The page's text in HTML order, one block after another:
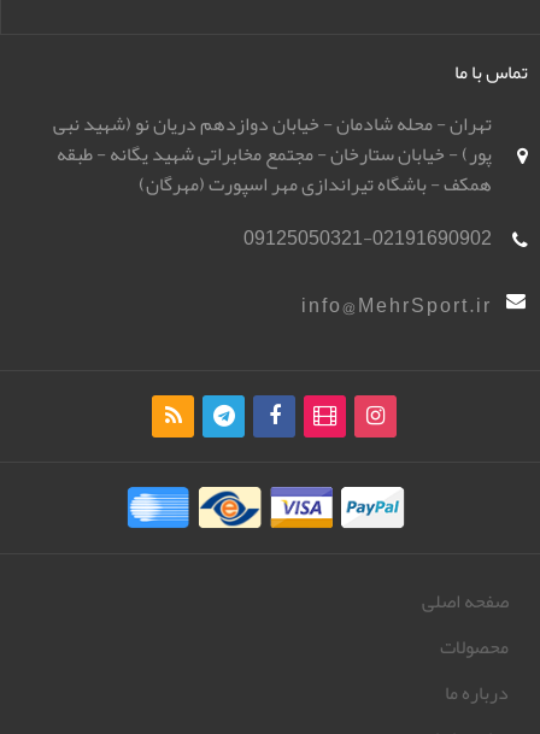
تماس با ما
تهران - محله شادمان - خیابان دوازدهم دریان نو (شهید نبی
پور) - خیابان ستارخان - مجتمع مخابراتی شهید یگانه - طبقه
همکف - باشگاه تیراندازی مهر اسپورت (مهرگان)
09125050321-02191690902
info@MehrSport.ir
صفحه اصلی
محصولات
درباره ما